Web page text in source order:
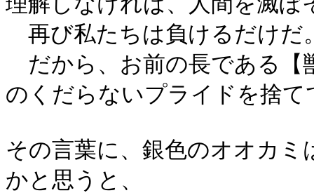
再び私たちは負けるだけだ
だから、お前の長である【
のくだらないプライドを捨
その言葉に、銀色のオオカ
かと思うと、